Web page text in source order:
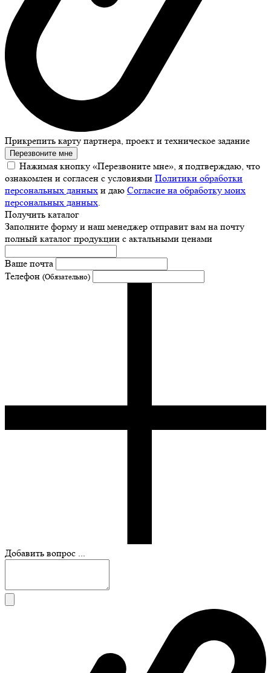
Прикрепить карту партнера, проект и техническое задание
Перезвоните мне
Нажимая кнопку «Перезвоните мне», я подтверждаю, что
ознакомлен и согласен с условиями Политики обработки
персональных данных и даю Согласие на обработку моих
персональных данных
Получить каталог
Заполните форму и наш менеджер отправит вам на почту
полный каталог продукции с актальными ценами
Ваше почта
Телефон (Обязательно)
Добавить вопрос ...